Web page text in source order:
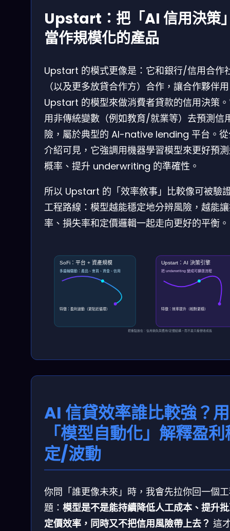
Upstart：把「AI 信用決策
當作規模化的產品
Upstart 的模式更像是：它和銀行/信用合作
（以及更多放貸合作方）合作，讓合作夥伴用
Upstart 的模型來做消費者貸款的信用決策
用非傳統變數（例如教育/就業等）去預測信
險，屬於典型的 AI-native lending 平台。
介紹可見，它強調用機器學習模型來更好預
概率、提升 underwriting 的準確性。
所以 Upstart 的「效率敘事」比較像可被驗
工程路線：模型越能穩定地分辨風險，越能
率、損失率和定價邏輯一起走向更好的平衡。
SoFi：平台 + 資產規模
多齒輪驅動：產品、會員、資金、信用
特徵：盈利波動（更貼近循環）
Upstart：AI 決策引擎
把 underwriting 變成可擴張流程
特徵：效率提升（相對更穩）
把重點放在：信用損失與費用/定價結構，而不是只看營收成長
AI 信貸效率誰比較強？用
「模型自動化」解釋盈
定/波動
你問「誰更像未來」時，我會先拉你回一個
題： 模型是不是能持續降低人工成本、提升
定價效率，同時又不把信用風險帶上去？ 這